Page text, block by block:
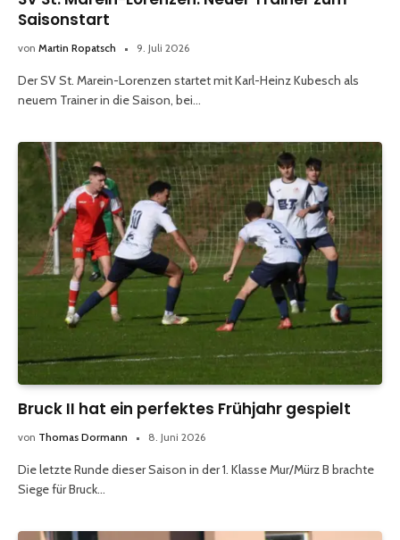
Saisonstart
von Martin Ropatsch 9. Juli 2026
Der SV St. Marein-Lorenzen startet mit Karl-Heinz Kubesch als
neuem Trainer in die Saison, bei…
Bruck II hat ein perfektes Frühjahr gespielt
von Thomas Dormann 8. Juni 2026
Die letzte Runde dieser Saison in der 1. Klasse Mur/Mürz B brachte
Siege für Bruck…